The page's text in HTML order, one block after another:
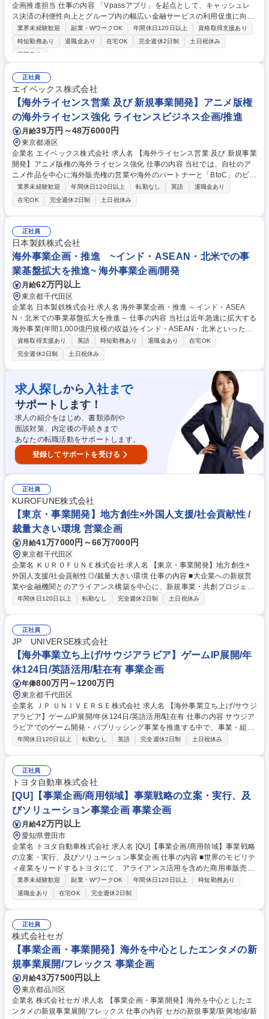
企画推進担当 仕事の内容 「Vpassアプリ」を起点として、キャッシュレ
ス決済の利便性向上とグループ内の幅広い金融サービスの利用促進に向
け、顧客のデジタル体験の高度化を推進することがミッションです。 ■主
力アプリにおける新機能やサービスの企画立案、ユーザー体験向上に向け
た継続的な改善提案の実行 ■各ビジネス部門や商品所管と緊密に連携し
市場環境やユーザー行動の緻密な分析に基づく、キャッシュレス決済領域
の新規サービス企画立案 募集職種 【サービス企画】Vpassアプリの企画
推進担当
業界未経験歓迎 副業・WワークOK 年間休日120日以上
資格取得支援あり
時短勤務あり
退職金あり 在宅OK 完全週休2日制
土日祝休み
服装自由
正社員
エイベックス株式会社
【海外ライセンス営業 及び 新規事業開発】アニメ版権
の海外ライセンス強化 ライセンスビジネス企画/推進
月給39万円～48万6000円
東京都港区
企業名 エイベックス株式会社 求人名 【海外ライセンス営業 及び 新規事業
開発】アニメ版権の海外ライセンス強化 仕事の内容 当社では、自社のア
ニメ作品を中心に海外販売権の営業や海外のパートナーと「BtoC」のビジ
ネス開発などを行っており、本ポジションは映像作品や関連商品を世界中
に届けることをミッションとしております。 【海外へのライセンス】■ア
ニメと実写の版権をアジア・欧米の映像会社へライセンスするための営業
活動 ■契約交渉/契約締結 ■海外マーケット・イベント参加 ■ライセンス素
材の管理、監修 【海外での新規事業開発】■海外でアニメ版権を活用した
B to C事業を開発 ■新規案件のフロー構築、立案 ■アニメ映像コンテンツ
の買付 ※入社後すぐに出向としてエイベックス・ピクチャーズ(株)勤務と
なります 募集職種 【海外ライセンス営業 及び 新規事業開発】アニメ版権
の海外ライセンス強化
業界未経験歓迎 年間休日120日以上 転勤なし 英語
退職金あり
在宅OK
完全週休2日制 土日祝休み
正社員
日本製鉄株式会社
海外事業企画・推進 ~インド・ASEAN・北米での事
業基盤拡大を推進~ 海外事業企画/開発
月給62万円以上
東京都千代田区
企業名 日本製鉄株式会社 求人名 海外事業企画・推進 ～インド・ASEA
N・北米での事業基盤拡大を推進～ 仕事の内容 当社は近年急速に拡大する
海外事業(年間1,000億円規模の収益)をインド・ASEAN・北米といった重
点地域でさらに推進。鉄源一貫ミルのM&Aや現地JVとの折衝、事業運営
まで現地密着型のダイナミックなビジネス展開を お任せ致します。 (1)事
業企画:■鉄源一貫事業などの新規海外事業の構想・実行(M&A含む)■既存主
管事業の拡張に向けた企画立案・推進※企画・立ち上げ後、現地赴任の可
能性有 (2)事業推進・運営:■担当事業の経営管理・利益最大化の推進■JVに
おけるパートナー企業との折衝や重要会議運営 (3)地域担当:■インド、AS
EAN、北米、欧州、中東のいずれかの地域での業務推進■当該地域の知見
や語学力を活かし事業の現地化に貢献 募集職種 海外事業企画・推進 ～イ
ンド・ASEAN・北米での事業基盤拡大を推進～
資格取得支援あり 英語 時短勤務あり 退職金あり
在宅OK
完全週休2日制
土日祝休み
求人探しから 入社まで
サポートします！
求人の紹介をはじめ、書類添削や
面談対策、内定後の手続きまで
あなたの転職活動をサポートします。
登録してサポートを受ける
正社員
KUROFUNE株式会社
【東京・事業開発】地方創生×外国人支援/社会貢献性 /
裁量大きい環境 営業企画
月給41万7000円～66万7000円
東京都千代田区
企業名 ＫＵＲＯＦＵＮＥ株式会社 求人名 【東京・事業開発】地方創生×
外国人支援/社会貢献性◎/裁量大きい環境 仕事の内容 ■大企業への新規営
業や金融機関とのアライアンス構築を中心に、新規事業・共創プロジェク
トの開発を担当。社会的インパクトのある事業づくりに、初期メンバーと
携交渉 ■Jリーグ共催イベント「KUROFUNE CUP」の企画・運営 ■自治
体・地域金融機関との共創プロジェクト推進 ★新規事業・地域共創・アラ
イアンス推進の経験を活かし、事業立ち上げフェーズから携わりたい方に
最適なポジションです★ 募集職種 【東京・事業開発】地方創生×外国人支
援/社会貢献性◎/裁量大きい環境
年間休日120日以上 転勤なし 完全週休2日制 土日祝休み
正社員
JP UNIVERSE株式会社
【海外事業立ち上げ/サウジアラビア】ゲームIP展開/年
休124日/英語活用/駐在有 事業企画
年俸800万円～1200万円
東京都千代田区
企業名 ＪＰ ＵＮＩＶＥＲＳＥ株式会社 求人名 【海外事業立ち上げ/サウジ
アラビア】ゲームIP展開/年休124日/英語活用/駐在有 仕事の内容 サウジア
ラビアでのゲーム開発・パブリッシング事業を推進する中で、事業・組
織・運営基盤の初期構築や現地パートナー、政府系機関、投資家との折
ど、事業成立に不可欠な基盤づくりを幅広く担当します。立ち上げフェー
ズのため職務範囲は固定せず、現地オペレーションの統括まで柔軟に担っ
ていただく予定です。日常的に英語を使用し、将来的にはサウジアラビア
への赴任・駐在の可能性もあるため、グローバルな舞台で一から事業を創
り上げる圧倒的な裁量とやりがいを得られる環境です。 募集職種 【海外
事業立ち上げ/サウジアラビア】ゲームIP展開/年休124日/英語活用/駐在有
年間休日120日以上 転勤なし 英語 完全週休2日制 土日祝休み
正社員
トヨタ自動車株式会社
[QU]【事業企画/商用領域】事業戦略の立案・実行、及
びソリューション事業企画 事業企画
月給42万円以上
愛知県豊田市
企業名 トヨタ自動車株式会社 求人名 [QU]【事業企画/商用領域】事業戦略
の立案・実行、及びソリューション事業企画 仕事の内容 ■世界のモビリテ
ィ産業をリードするトヨタにて、アライアンス活用を含めた商用車販売、
バリューチェーン強化、ソリューション提供の観点で、グローバルでの戦
略・戦術を描き、企画から実行まで推進いただきます。 【詳細】(1)商用
事業戦略の立案と実行推進 ■アライアンス戦略(供給・開発等) ■日本、ア
ジアを中心としたグローバルでの販売、バリューチェーン強化 ■中長期経
営計画の策定 (2)商用ソリューションの事業企画 ■ソリューション毎に、
市場、競合、提供価値分析から、商流、マネタイズ方法、事業性、リスク
対応立案までを、プロジェクト関係者と共に企画 募集職種 [QU]【事業企
画/商用領域】事業戦略の立案・実行、及びソリューション事業企画
業界未経験歓迎 副業・WワークOK 年間休日120日以上
時短勤務あり
退職金あり
在宅OK 完全週休2日制
正社員
株式会社セガ
【事業企画・事業開発】海外を中心としたエンタメの新
規事業展開/フレックス 事業企画
月給43万7500円以上
東京都品川区
企業名 株式会社セガ 求人名 【事業企画・事業開発】海外を中心としたエ
ンタメの新規事業展開/フレックス 仕事の内容 セガの新規事業/新興地域/新